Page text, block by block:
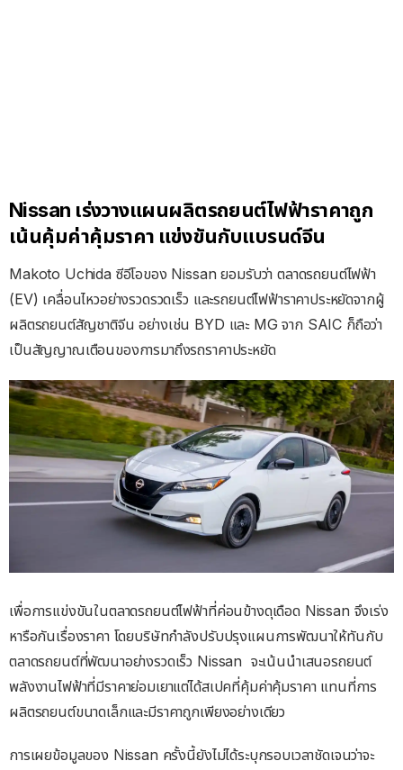
Nissan เร่งวางแผนผลิตรถยนต์ไฟฟ้าราคาถูก
เน้นคุ้มค่าคุ้มราคา แข่งขันกับแบรนด์จีน
Makoto Uchida ซีอีโอของ Nissan ยอมรับว่า ตลาดรถยนต์ไฟฟ้า
(EV) เคลื่อนไหวอย่างรวดรวดเร็ว และรถยนต์ไฟฟ้าราคาประหยัดจากผู้
ผลิตรถยนต์สัญชาติจีน อย่างเช่น BYD และ MG จาก SAIC ก็ถือว่า
เป็นสัญญาณเตือนของการมาถึงรถราคาประหยัด
เพื่อการแข่งขันในตลาดรถยนต์ไฟฟ้าที่ค่อนข้างดุเดือด Nissan จึงเร่ง
หารือกันเรื่องราคา โดยบริษัทกำลังปรับปรุงแผนการพัฒนาให้ทันกับ
ตลาดรถยนต์ที่พัฒนาอย่างรวดเร็ว Nissan จะเน้นนำเสนอรถยนต์
พลังงานไฟฟ้าที่มีราคาย่อมเยาแต่ได้สเปคที่คุ้มค่าคุ้มราคา แทนที่การ
ผลิตรถยนต์ขนาดเล็กและมีราคาถูกเพียงอย่างเดียว
การเผยข้อมูลของ Nissan ครั้งนี้ยังไม่ได้ระบุกรอบเวลาชัดเจนว่าจะ